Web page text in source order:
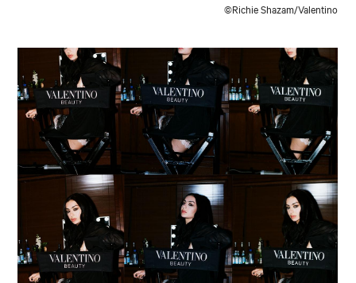
©Richie Shazam/Valentino